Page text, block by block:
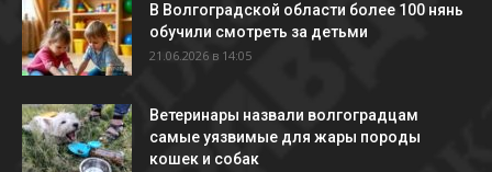
В Волгоградской области более 100 нянь
обучили смотреть за детьми
21.06.2026 в 14:05
Ветеринары назвали волгоградцам
самые уязвимые для жары породы
кошек и собак